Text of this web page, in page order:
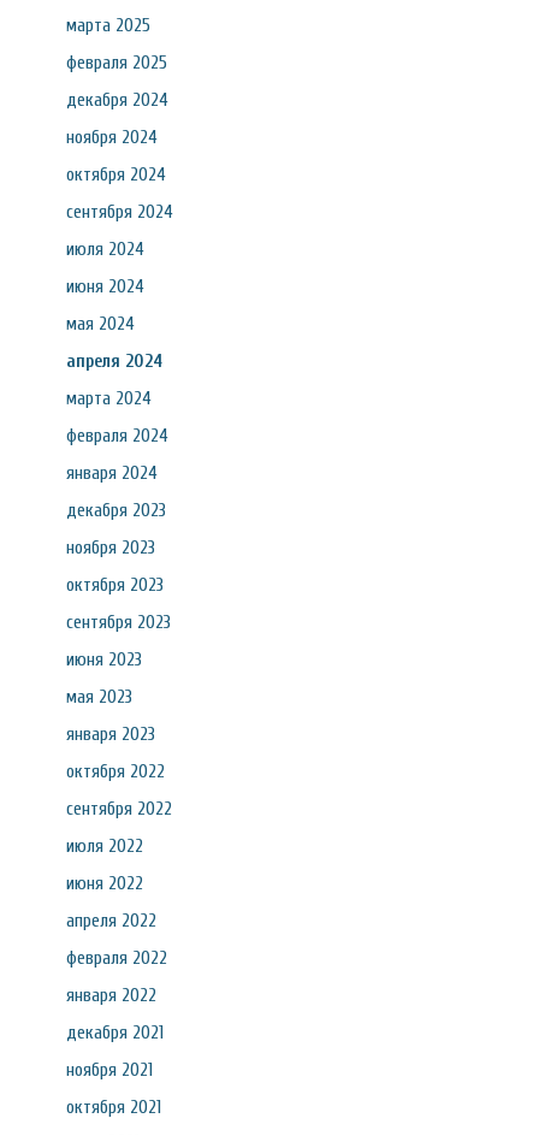
марта 2025
февраля 2025
декабря 2024
ноября 2024
октября 2024
сентября 2024
июля 2024
июня 2024
мая 2024
апреля 2024
марта 2024
февраля 2024
января 2024
декабря 2023
ноября 2023
октября 2023
сентября 2023
июня 2023
мая 2023
января 2023
октября 2022
сентября 2022
июля 2022
июня 2022
апреля 2022
февраля 2022
января 2022
декабря 2021
ноября 2021
октября 2021